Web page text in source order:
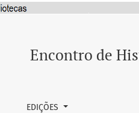
Encontro de
EDIÇÕES